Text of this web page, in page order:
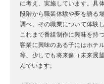
に考え、実施しています。具
段階から職業体験や夢を語る
調べ、その職業について体験
これまで番組制作に興味を持
客業に興味のある子にはホテ
等、少しでも将来像（未来展
んでいます。